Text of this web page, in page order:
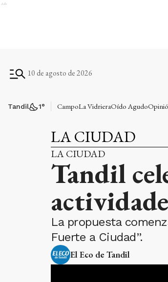
Ads
10 de agosto de 2026
Tandil 1° CampoLa VidrieraOído Agudo
LA CIUDAD
LA CIUDAD
Tandil
La propuesta
Fuerte a Ciudad”.
El Eco de Tandil